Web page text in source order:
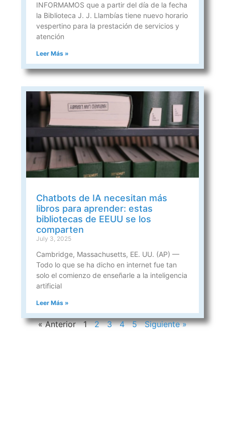
INFORMAMOS que a partir del día de la fecha
la Biblioteca J. J. Llambías tiene nuevo horario
vespertino para la prestación de servicios y
atención
Leer Más »
Chatbots de IA necesitan más
libros para aprender: estas
bibliotecas de EEUU se los
comparten
July 3, 2025
Cambridge, Massachusetts, EE. UU. (AP) —
Todo lo que se ha dicho en internet fue tan
solo el comienzo de enseñarle a la inteligencia
artificial
Leer Más »
« Anterior 1 2 3 4 5 Siguiente »